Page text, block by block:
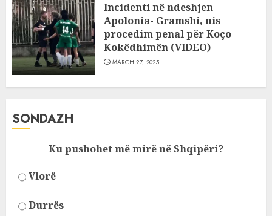
Incidenti në ndeshjen
Apolonia- Gramshi, nis
procedim penal për Koço
Kokëdhimën (VIDEO)
MARCH 27, 2025
SONDAZH
Ku pushohet më mirë në Shqipëri?
Vlorë
Durrës